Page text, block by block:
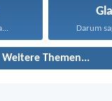
Darum
Weitere Themen...